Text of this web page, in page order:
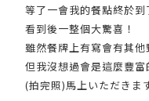
等了一會我的餐點終於到
看到後一整個大驚喜！
雖然餐牌上有寫會有其他
但我沒想過會是這麼豐富
(拍完照)馬上いただきま